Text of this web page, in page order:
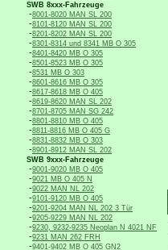
SWB 8xxx-Fahrzeuge
-8001-8020 MAN SL 200
-8101-8120 MAN SL 200
-8201-8202 MAN SL 200
-8301-8314 und 8341 MB O 305
-8401-8420 MB O 305
-8501-8523 MB O 305
-8531 MB O 303
-8601-8616 MB O 305
-8617-8618 MB O 405
-8619-8620 MAN SL 202
-8701-8705 MAN SG 242
-8801-8810 MB O 405
-8811-8816 MB O 405 G
-8831-8832 MB O 303
-8901-8912 MAN SL 202
SWB 9xxx-Fahrzeuge
-9001-9020 MB O 405
-9021 MB O 405 N
-9022 MAN NL 202
-9101-9120 MB O 405
-9201-9204 MAN NL 202 3 Tür
-9205-9229 MAN NL 202
-9230, 9232-9235 Neoplan N 4021 NF
-9231 MAN 262 FRH
-9401-9402 MB O 405 GN2